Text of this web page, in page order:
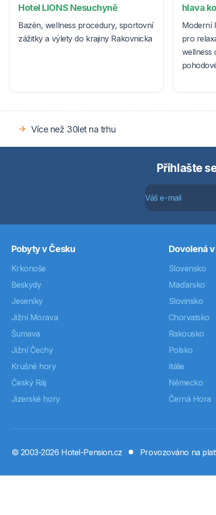
Hotel LIONS Nesuchyně
Bazén, wellness procedury, sportovní
zážitky a výlety do krajiny Rakovnicka
hlava
Moderní
pro
wellness
Více než 30let na trhu
Přihlašte
Pobyty v Česku
Krkonoše
Beskydy
Jeseníky
Jižní Morava
Šumava
Jižní Čechy
Krušné hory
Český Ráj
Jizerské hory
Dovolená
Slovensko
Maďarsko
Slovinsko
Chorvatsko
Rakousko
Polsko
Itálie
Německo
Černá Hora
© 2003-2026 Hotel-Pension.cz Provozováno na